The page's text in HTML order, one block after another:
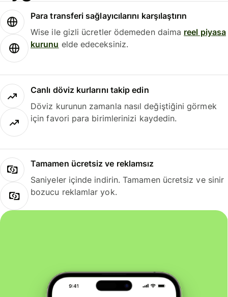
Para transferi sağlayıcılarını karşılaştırın
Wise ile gizli ücretler ödemeden daima reel piyasa
kurunu elde edeceksiniz.
Canlı döviz kurlarını takip edin
Döviz kurunun zamanla nasıl değiştiğini görmek
için favori para birimlerinizi kaydedin.
Tamamen ücretsiz ve reklamsız
Saniyeler içinde indirin. Tamamen ücretsiz ve sinir
bozucu reklamlar yok.